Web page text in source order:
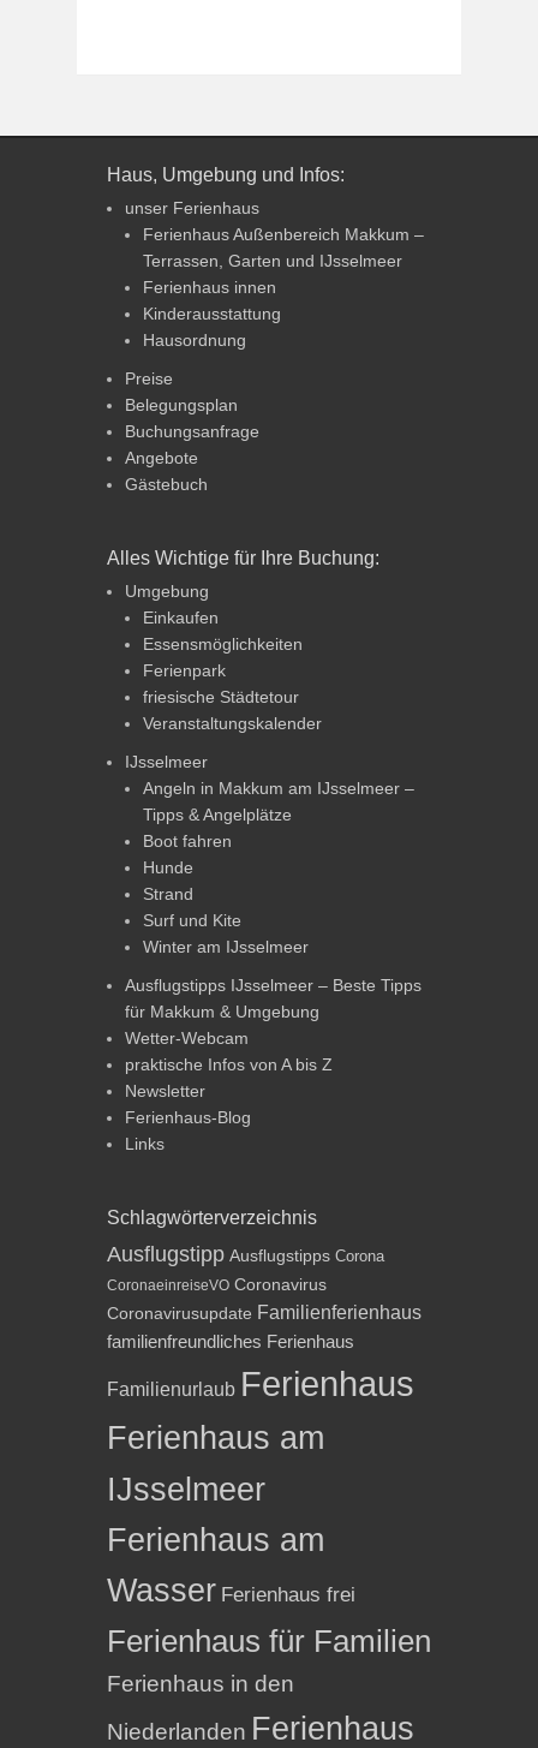
Haus, Umgebung und Infos:
unser Ferienhaus
Ferienhaus Außenbereich Makkum –
Terrassen, Garten und IJsselmeer
Ferienhaus innen
Kinderausstattung
Hausordnung
Preise
Belegungsplan
Buchungsanfrage
Angebote
Gästebuch
Alles Wichtige für Ihre Buchung:
Umgebung
Einkaufen
Essensmöglichkeiten
Ferienpark
friesische Städtetour
Veranstaltungskalender
IJsselmeer
Angeln in Makkum am IJsselmeer –
Tipps & Angelplätze
Boot fahren
Hunde
Strand
Surf und Kite
Winter am IJsselmeer
Ausflugstipps IJsselmeer – Beste Tipps
für Makkum & Umgebung
Wetter-Webcam
praktische Infos von A bis Z
Newsletter
Ferienhaus-Blog
Links
Schlagwörterverzeichnis
Ausflugstipp Ausflugstipps Corona
CoronaeinreiseVO Coronavirus
Coronavirusupdate Familienferienhaus
familienfreundliches Ferienhaus
Familienurlaub Ferienhaus
Ferienhaus am
IJsselmeer
Ferienhaus am
Wasser Ferienhaus frei
Ferienhaus für Familien
Ferienhaus in den
Niederlanden Ferienhaus